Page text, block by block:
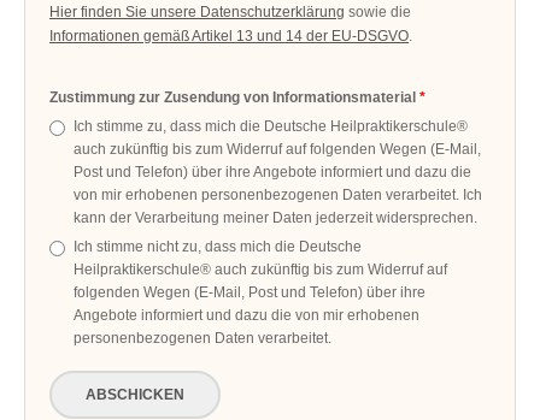
Hier finden Sie unsere Datenschutzerklärung sowie die
Informationen gemäß Artikel 13 und 14 der EU-DSGVO.
Zustimmung zur Zusendung von Informationsmaterial
Ich stimme zu, dass mich die Deutsche Heilpraktikerschule®
auch zukünftig bis zum Widerruf auf folgenden Wegen (E-Mail,
Post und Telefon) über ihre Angebote informiert und dazu die
von mir erhobenen personenbezogenen Daten verarbeitet. Ich
kann der Verarbeitung meiner Daten jederzeit widersprechen.
Ich stimme nicht zu, dass mich die Deutsche
Heilpraktikerschule® auch zukünftig bis zum Widerruf auf
folgenden Wegen (E-Mail, Post und Telefon) über ihre
Angebote informiert und dazu die von mir erhobenen
personenbezogenen Daten verarbeitet.
ABSCHICKEN